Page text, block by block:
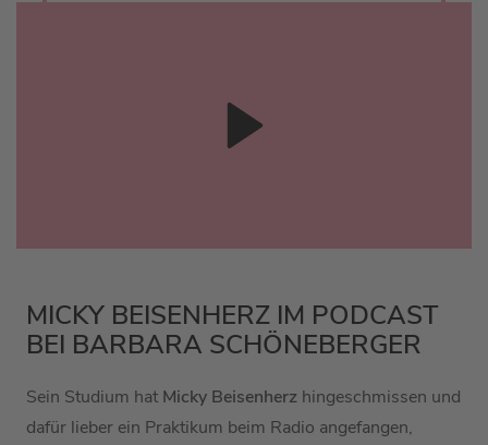
MICKY BEISENHERZ IM PODCAST
BEI BARBARA SCHÖNEBERGER
Sein Studium hat Micky Beisenherz hingeschmissen und
dafür lieber ein Praktikum beim Radio angefangen,